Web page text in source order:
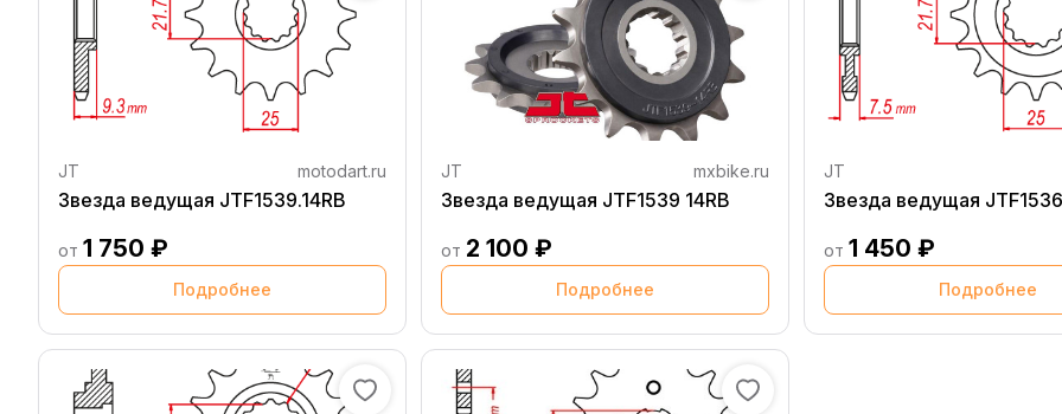
JT motodart.ru
Звезда ведущая JTF1539.14RB
от 1 750 ₽
Подробнее
JT mxbike.ru
Звезда ведущая JTF1539 14RB
от 2 100 ₽
Подробнее
JT
Звезда ведущая
от 1 450 ₽
Подробнее